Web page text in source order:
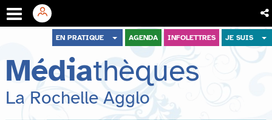
menu
contenu
recherche
EN PRATIQUE AGENDA INFOLETTRES JE SUIS
Médiathèques
La Rochelle Agglo